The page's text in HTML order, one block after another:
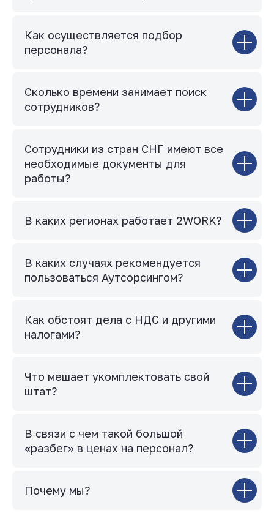
Как осуществляется подбор
персонала?
Сколько времени занимает поиск
сотрудников?
Сотрудники из стран СНГ имеют все
необходимые документы для
работы?
В каких регионах работает 2WORK?
В каких случаях рекомендуется
пользоваться Аутсорсингом?
Как обстоят дела с НДС и другими
налогами?
Что мешает укомплектовать свой
штат?
В связи с чем такой большой
«разбег» в ценах на персонал?
Почему мы?